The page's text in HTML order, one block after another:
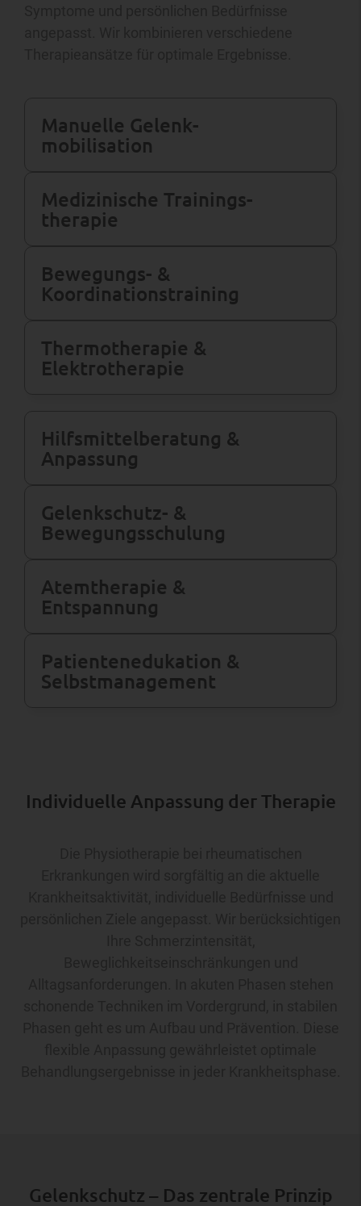
Manuelle Gelenk­
mobilisation
Medizinische Trainings­
therapie
Bewegungs- &
Koordinations­training
Thermotherapie &
Elektrotherapie
Hilfsmittel­beratung &
Anpassung
Gelenkschutz- &
Bewegungs­schulung
Atemtherapie &
Entspannung
Patienten­edukation &
Selbst­management
Individuelle Anpassung der Therapie
Gelenkschutz – Das zentrale Prinzip